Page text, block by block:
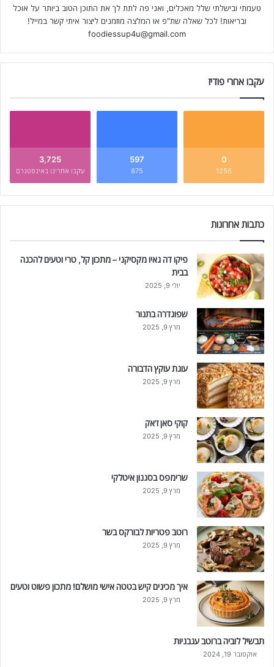
טעמתי ובישלתי שלל מאכלים, ואני פה לתת לך את התוכן הטוב ביותר על אוכל
ובריאות! לכל שאלה שת"פ או המלצה מוזמנים ליצור איתי קשר במייל!
foodiessup4u@gmail.com
עקבו אחרי פודיז
0
1256
597
875
3,725
עקבו אחרינו באינסטגרם
כתבות אחרונות
פיקו דה גאיו מקסיקני – מתכון קל, טרי וטעים להכנה
בבית
יולי 9, 2025
שפונדרה בתנור
מרץ 9, 2025
עוגת עוקץ הדבורה
מרץ 9, 2025
קוקי סאן ז'אק
מרץ 9, 2025
שרימפס בסגנון איטלקי
מרץ 9, 2025
רוטב פטריות לבורקס בשר
מרץ 9, 2025
איך מכינים קיש בטטה אישי מושלם! מתכון פשוט וטעים
מרץ 9, 2025
תבשיל לוביה ברוטב עגבניות
אוקטובר 19, 2024